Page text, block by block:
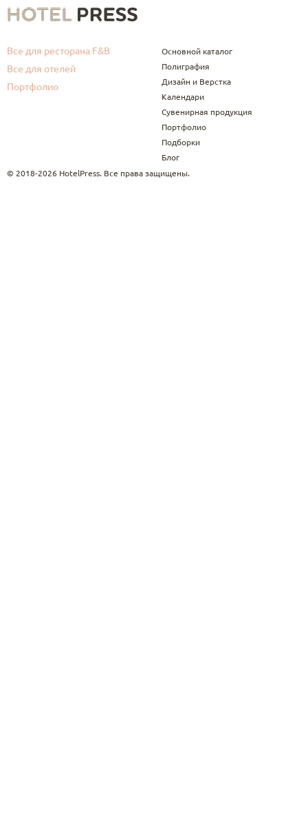
Все для ресторана F&B
Все для отелей
Портфолио
Основной каталог
Полиграфия
Дизайн и Верстка
Календари
Сувенирная продукция
Портфолио
Подборки
Блог
© 2018-2026 HotelPress. Все права защищены.